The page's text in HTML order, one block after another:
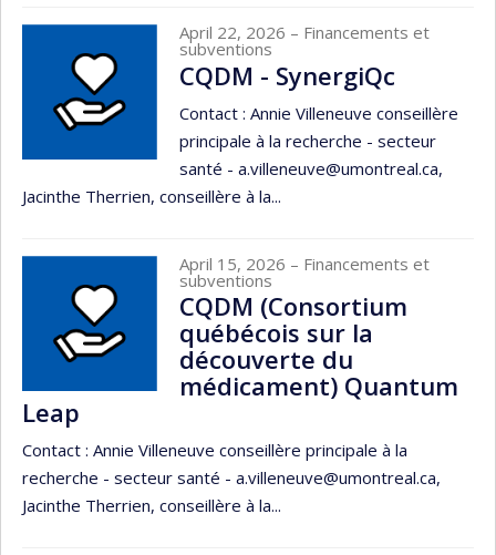
April 22, 2026 – Financements et
subventions
CQDM - SynergiQc
Contact : Annie Villeneuve conseillère
principale à la recherche - secteur
santé - a.villeneuve@umontreal.ca,
Jacinthe Therrien, conseillère à la...
April 15, 2026 – Financements et
subventions
CQDM (Consortium
québécois sur la
découverte du
médicament) Quantum
Leap
Contact : Annie Villeneuve conseillère principale à la
recherche - secteur santé - a.villeneuve@umontreal.ca,
Jacinthe Therrien, conseillère à la...